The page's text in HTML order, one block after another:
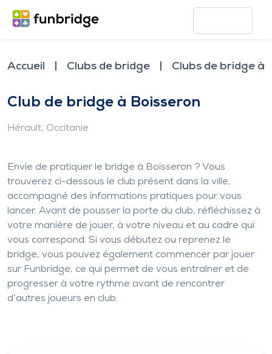
Accueil Clubs de bridge Clubs de bridge à
Club de bridge à Boisseron
Hérault, Occitanie
Envie de pratiquer le bridge à Boisseron ? Vous
trouverez ci-dessous le club présent dans la ville,
accompagné des informations pratiques pour vous
lancer. Avant de pousser la porte du club, réfléchissez à
votre manière de jouer, à votre niveau et au cadre qui
vous correspond. Si vous débutez ou reprenez le
bridge, vous pouvez également commencer par jouer
sur Funbridge, ce qui permet de vous entraîner et de
progresser à votre rythme avant de rencontrer
d’autres joueurs en club.